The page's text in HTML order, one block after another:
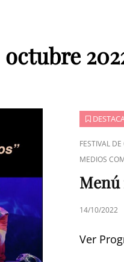
octubre
ENLACES
DE
CATEGORÍAS
FESTIVAL
MEDIOS
Menú
PUBLICADO
14/10/2022
Ver